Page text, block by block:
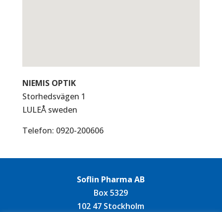
NIEMIS OPTIK
Storhedsvägen 1
LULEÅsweden
Telefon: 0920-200606
Soflin Pharma AB
Box 5329
102 47 Stockholm